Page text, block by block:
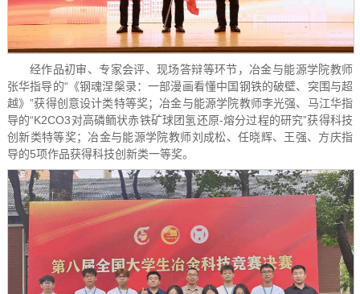
经作品初审、专家会评、现场答辩等环节，冶金与能源学院教师
张华指导的“《钢魂涅槃录：一部漫画看懂中国钢铁的破壁、突围与超
越》”获得创意设计类特等奖；冶金与能源学院教师李光强、马江华指
导的“K2CO3对高磷鲕状赤铁矿球团氢还原-熔分过程的研究”获得科技
创新类特等奖；冶金与能源学院教师刘成松、任晓辉、王强、方庆指
导的5项作品获得科技创新类一等奖。